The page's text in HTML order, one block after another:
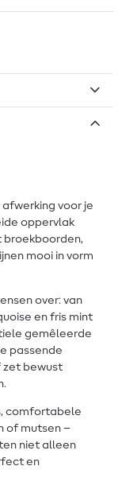
voor je
oppervlak
mooi in vorm
over: van
en fris mint
gemêleerde
passende
zet bewust
comfortabele
of mutsen –
niet alleen
en